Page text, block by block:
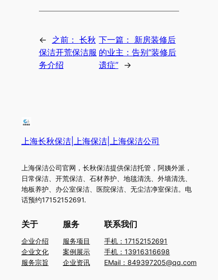
← 之前： 长秋
保洁开荒保洁服
务介绍
下一篇：
新房装修后
的业主：告别“装修后
遗症”​
→
上海长秋保洁|上海保洁|上海保洁公司
上海保洁公司官网，长秋保洁提供保洁托管，阿姨外派，
日常保洁、开荒保洁、石材养护、地毯清洗、外墙清洗、
地板养护、办公室保洁、医院保洁、无尘洁净室保洁。电
话预约17152152691.
关于
企业介绍
企业文化
服务宗旨
服务
服务项目
案例展示
企业资讯
联系我们
手机：17152152691
手机：13916316698
EMail：849397205@qq.com